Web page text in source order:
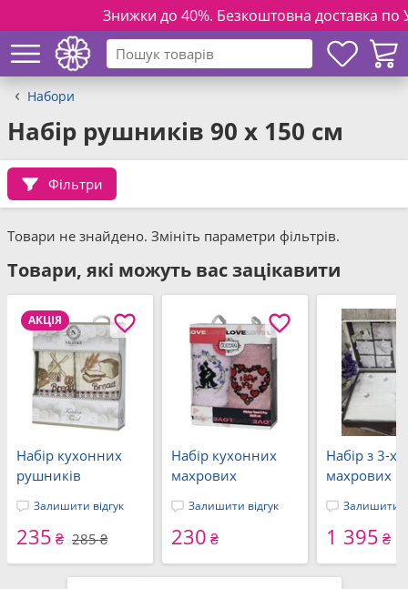
Знижки до 40%. Безкоштовна доставка по
Набори
Набір рушників 90 x 150 см
Фільтри
Товари не знайдено. Змініть параметри фільтрів.
Товари, які можуть вас зацікавити
АКЦІЯ
Набір кухонних
рушників
35 x 50 см., Roma
Хліб, ТМ Nilteks,
Залишити відгук
235 ₴ 285 ₴
Набір кухонних
махрових
Кохання-01, 2 шт.
30 x 50 см., ТМ
Залишити відгук
230 ₴
Набір з 3-х
махрових
Метелики,
см, 50 x 90
кольори,
Залишити
1 395 ₴